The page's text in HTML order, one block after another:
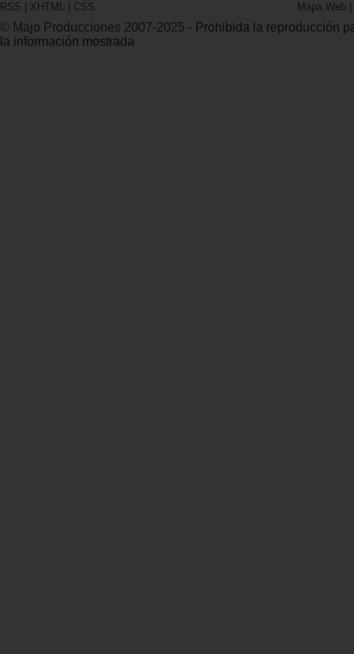
RSS XHTML CSS Mapa Web
© Majo Producciones 2007-2025 - Prohibida la reproducción
la información mostrada